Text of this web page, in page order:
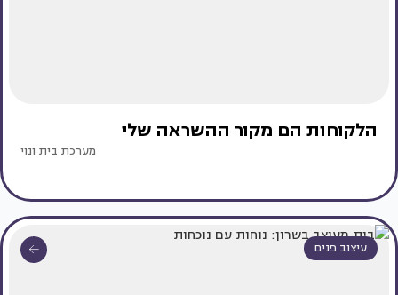
הלקוחות הם מקור ההשראה שלי
מערכת בית ונוי
עיצוב פנים